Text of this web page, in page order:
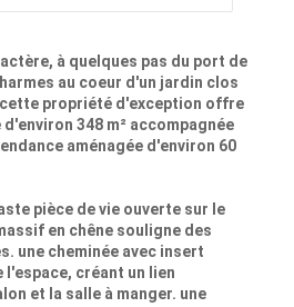
à quelques pas du port de
au coeur d'un jardin clos
cette propriété d'exception offre
348 m² accompagnée
aménagée d'environ 60
pièce de vie ouverte sur le
en chêne souligne des
une cheminée avec insert
créant un lien
et la salle à manger. une